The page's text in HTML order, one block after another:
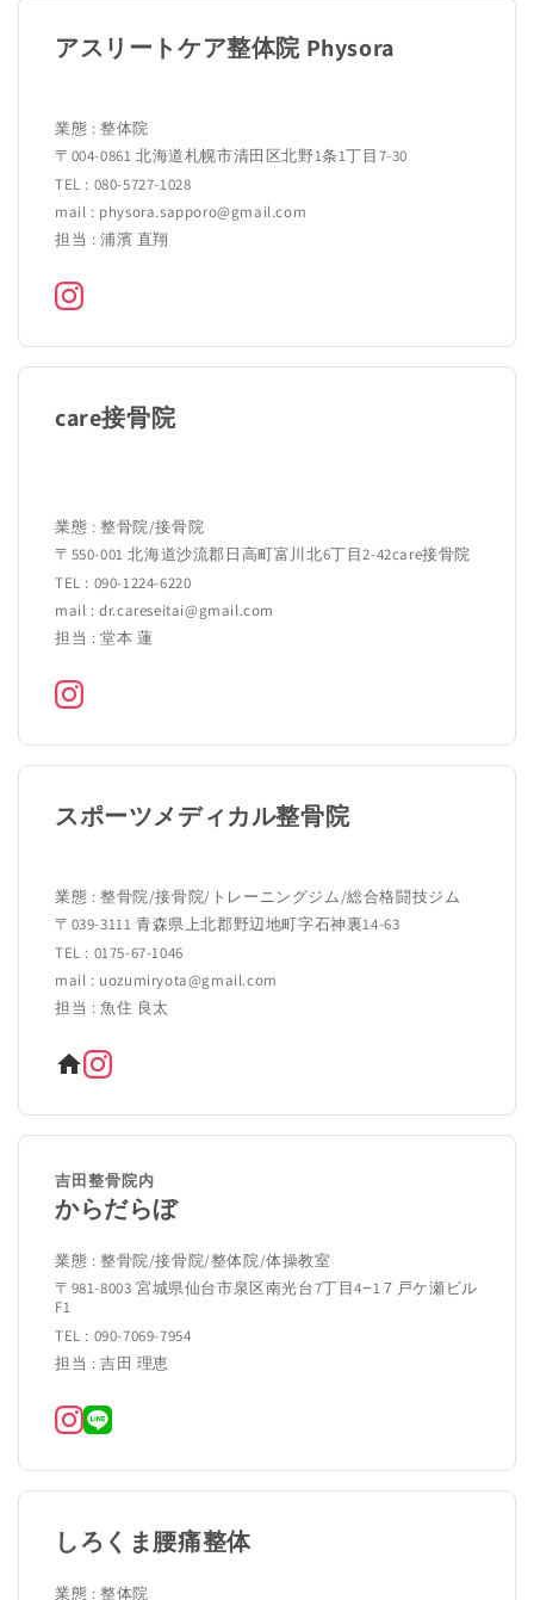
アスリートケア整体院 Physora
業態 : 整体院
〒004-0861 北海道札幌市清田区北野1条1丁目7-30
TEL : 080-5727-1028
mail : physora.sapporo@gmail.com
担当 : 浦濱 直翔
care接骨院
業態 : 整骨院/接骨院
〒550-001 北海道沙流郡日高町富川北6丁目2-42care接骨院
TEL : 090-1224-6220
mail : dr.careseitai@gmail.com
担当 : 堂本 蓮
スポーツメディカル整骨院
業態 : 整骨院/接骨院/トレーニングジム/総合格闘技ジム
〒039-3111 青森県上北郡野辺地町字石神裏14-63
TEL : 0175-67-1046
mail : uozumiryota@gmail.com
担当 : 魚住 良太
吉田整骨院内
からだらぼ
業態 : 整骨院/接骨院/整体院/体操教室
〒981-8003 宮城県仙台市泉区南光台7丁目4−1７戸ケ瀬ビル
F1
TEL : 090-7069-7954
担当 : 吉田 理恵
しろくま腰痛整体
業態 : 整体院